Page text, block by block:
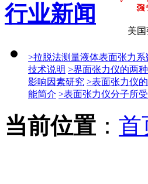
美
行业新闻
>拉脱法测量液体表面张力
技术说明 >界面张力仪的两
影响因素研究 >表面张力仪
能简介 >表面张力仪分子所
当前位置 ： 首